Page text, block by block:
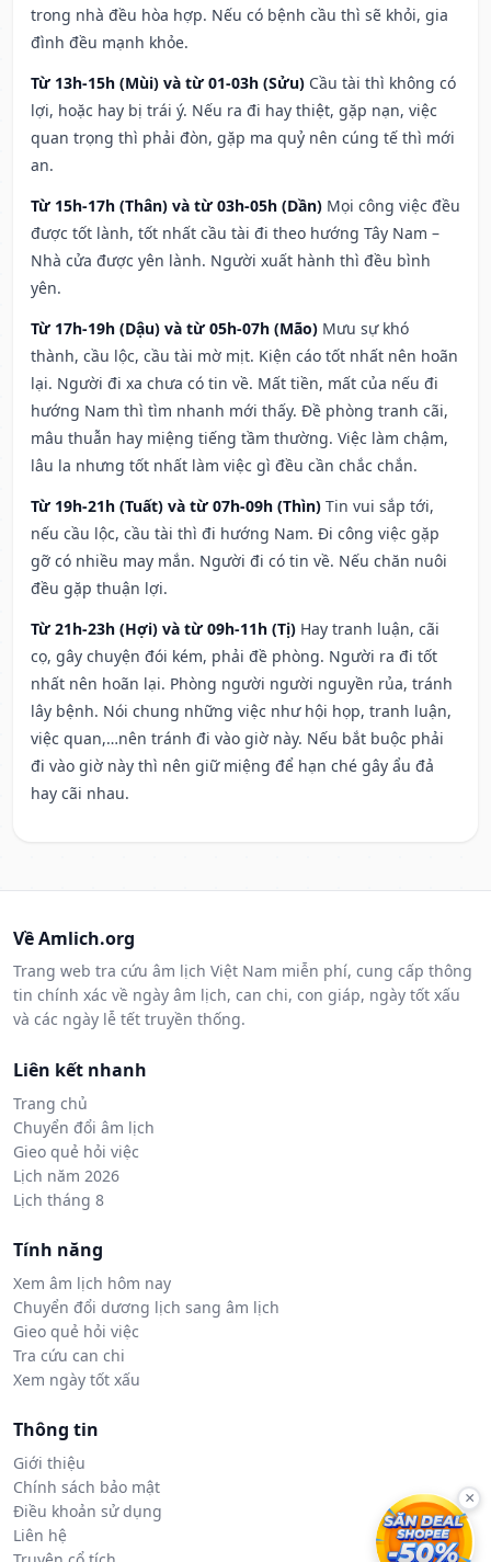
trong nhà đều hòa hợp. Nếu có bệnh cầu thì sẽ khỏi, gia
đình đều mạnh khỏe.
Từ 13h-15h (Mùi) và từ 01-03h (Sửu) Cầu tài thì không có
lợi, hoặc hay bị trái ý. Nếu ra đi hay thiệt, gặp nạn, việc
quan trọng thì phải đòn, gặp ma quỷ nên cúng tế thì mới
an.
Từ 15h-17h (Thân) và từ 03h-05h (Dần) Mọi công việc đều
được tốt lành, tốt nhất cầu tài đi theo hướng Tây Nam –
Nhà cửa được yên lành. Người xuất hành thì đều bình
yên.
Từ 17h-19h (Dậu) và từ 05h-07h (Mão) Mưu sự khó
thành, cầu lộc, cầu tài mờ mịt. Kiện cáo tốt nhất nên hoãn
lại. Người đi xa chưa có tin về. Mất tiền, mất của nếu đi
hướng Nam thì tìm nhanh mới thấy. Đề phòng tranh cãi,
mâu thuẫn hay miệng tiếng tầm thường. Việc làm chậm,
lâu la nhưng tốt nhất làm việc gì đều cần chắc chắn.
Từ 19h-21h (Tuất) và từ 07h-09h (Thìn) Tin vui sắp tới,
nếu cầu lộc, cầu tài thì đi hướng Nam. Đi công việc gặp
gỡ có nhiều may mắn. Người đi có tin về. Nếu chăn nuôi
đều gặp thuận lợi.
Từ 21h-23h (Hợi) và từ 09h-11h (Tị) Hay tranh luận, cãi
cọ, gây chuyện đói kém, phải đề phòng. Người ra đi tốt
nhất nên hoãn lại. Phòng người người nguyền rủa, tránh
lây bệnh. Nói chung những việc như hội họp, tranh luận,
việc quan,…nên tránh đi vào giờ này. Nếu bắt buộc phải
đi vào giờ này thì nên giữ miệng để hạn ché gây ẩu đả
hay cãi nhau.
Về Amlich.org
Trang web tra cứu âm lịch Việt Nam miễn phí, cung cấp thông
tin chính xác về ngày âm lịch, can chi, con giáp, ngày tốt xấu
và các ngày lễ tết truyền thống.
Liên kết nhanh
Trang chủ
Chuyển đổi âm lịch
Gieo quẻ hỏi việc
Lịch năm 2026
Lịch tháng 8
Tính năng
Xem âm lịch hôm nay
Chuyển đổi dương lịch sang âm lịch
Gieo quẻ hỏi việc
Tra cứu can chi
Xem ngày tốt xấu
Thông tin
Giới thiệu
Chính sách bảo mật
Điều khoản sử dụng
Liên hệ
×